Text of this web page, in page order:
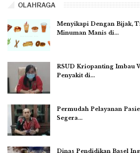
OLAHRAGA
Menyikapi Dengan Bijak,
Minuman Manis di…
RSUD Kriopanting Imbau
Penyakit di…
Permudah Pelayanan
Segera…
Dinas Pendidikan Basel